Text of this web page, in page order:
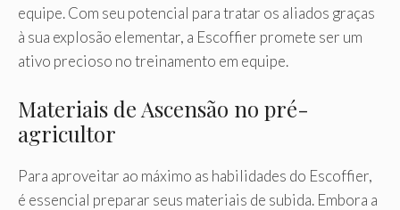
equipe. Com seu potencial para tratar os aliados graças
à sua explosão elementar, a Escoffier promete ser um
ativo precioso no treinamento em equipe.
Materiais de Ascensão no pré-
agricultor
Para aproveitar ao máximo as habilidades do Escoffier,
é essencial preparar seus materiais de subida. Embora a